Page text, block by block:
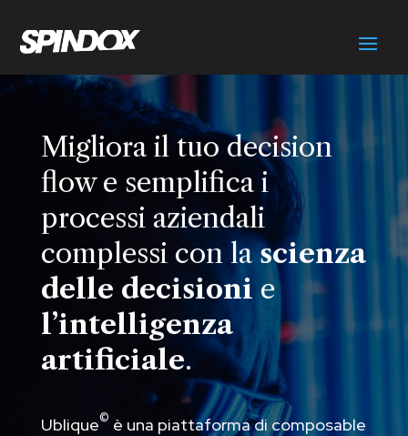
Migliora il tuo decision
flow e semplifica i
processi aziendali
complessi con lascienza
delle decisioni e
l’intelligenza
artificiale.
Ublique© è una piattaforma di composable